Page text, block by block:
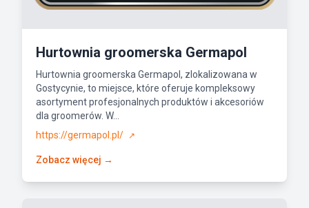
Hurtownia groomerska Germapol
Hurtownia groomerska Germapol, zlokalizowana w
Gostycynie, to miejsce, które oferuje kompleksowy
asortyment profesjonalnych produktów i akcesoriów
dla groomerów. W...
https://germapol.pl/
↗
Zobacz więcej →